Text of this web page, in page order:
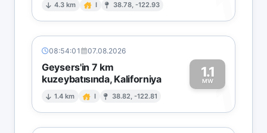
4.3 km I 38.78, -122.93
08:54:01 07.08.2026
Geysers'in 7 km
kuzeybatısında, Kaliforniya
1.4 km I 38.82, -122.81
1.1
MW1